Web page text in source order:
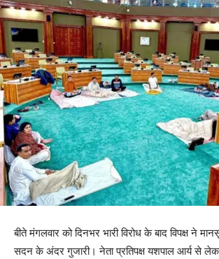
बीते मंगलवार को दिनभर भारी विरोध के बाद विपक्ष ने
सदन के अंदर गुजारी। नेता प्रतिपक्ष यशपाल आर्य से